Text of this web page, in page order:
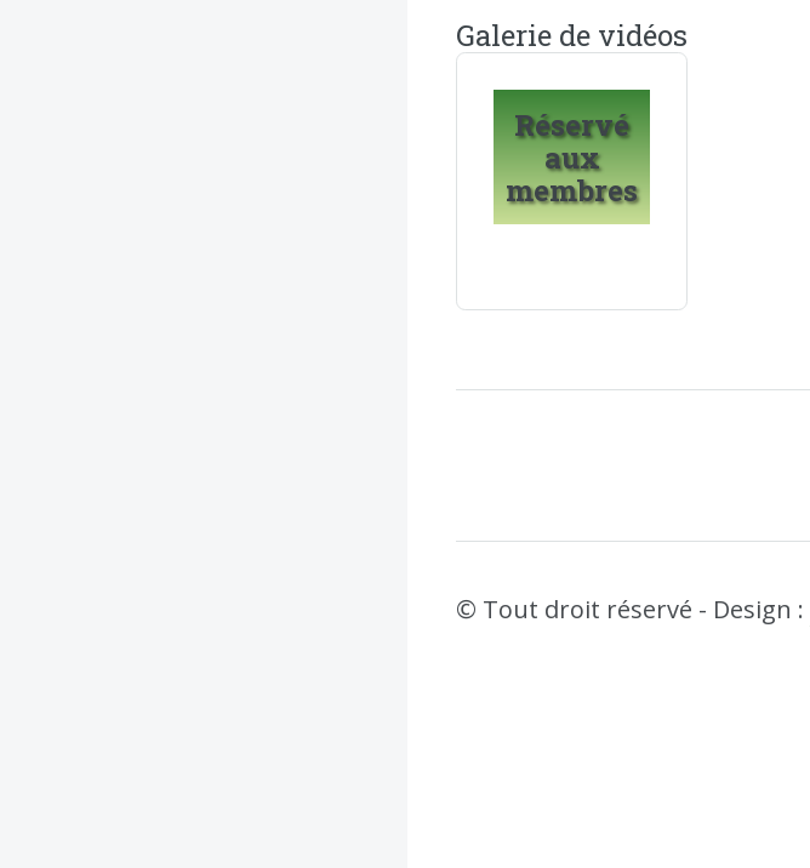
Galerie de vidéos
Réservé
aux
membres
© Tout droit réservé - Design :